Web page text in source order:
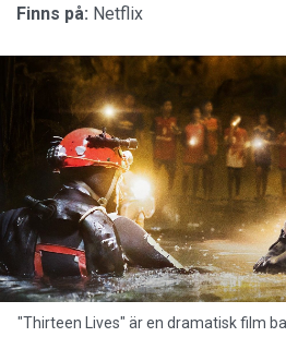
Finns på: Netflix
"Thirteen Lives" är en dramatisk film